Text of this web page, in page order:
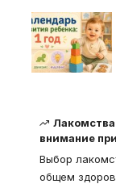
Лакомства
внимание
Выбор
общем